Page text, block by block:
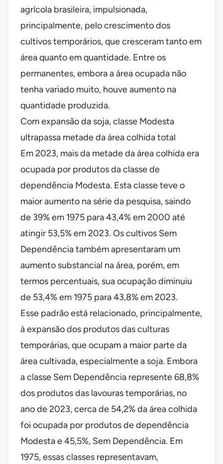
agrícola brasileira, impulsionada,
principalmente, pelo crescimento dos
cultivos temporários, que cresceram tanto em
área quanto em quantidade. Entre os
permanentes, embora a área ocupada não
tenha variado muito, houve aumento na
quantidade produzida.
Com expansão da soja, classe Modesta
ultrapassa metade da área colhida total
Em 2023, mais da metade da área colhida era
ocupada por produtos da classe de
dependência Modesta. Esta classe teve o
maior aumento na série da pesquisa, saindo
de 39% em 1975 para 43,4% em 2000 até
atingir 53,5% em 2023. Os cultivos Sem
Dependência também apresentaram um
aumento substancial na área, porém, em
termos percentuais, sua ocupação diminuiu
de 53,4% em 1975 para 43,8% em 2023.
Esse padrão está relacionado, principalmente,
à expansão dos produtos das culturas
temporárias, que ocupam a maior parte da
área cultivada, especialmente a soja. Embora
a classe Sem Dependência represente 68,8%
dos produtos das lavouras temporárias, no
ano de 2023, cerca de 54,2% da área colhida
foi ocupada por produtos de dependência
Modesta e 45,5%, Sem Dependência. Em
1975, essas classes representavam,